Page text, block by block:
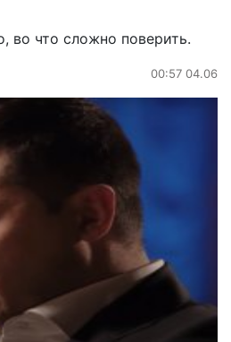
во что сложно поверить.
00:57 04.06